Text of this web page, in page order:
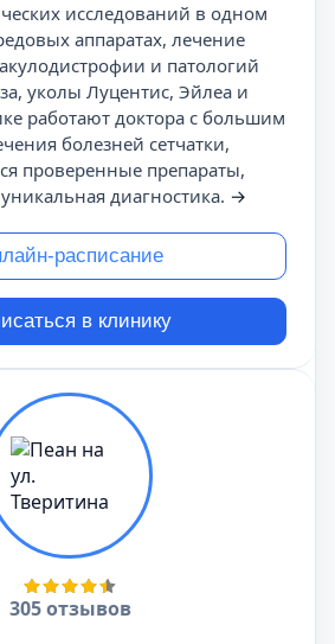
исследований в одном
аппаратах, лечение
и патологий
уколы Луцентис, Эйлеа и
работают доктора с большим
болезней сетчатки,
проверенные препараты,
диагностика. →
расписание
в клинику
305 отзывов